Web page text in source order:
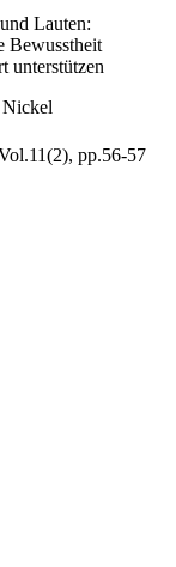
Lauten:
Bewusstheit
unterstützen
Nickel
pp.56-57